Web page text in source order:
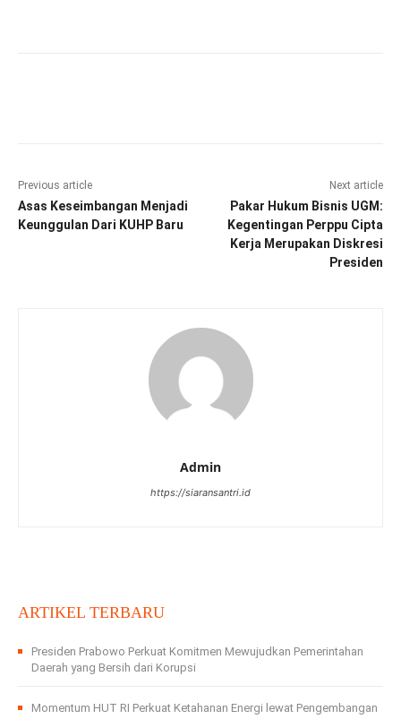
Previous article
Asas Keseimbangan Menjadi
Keunggulan Dari KUHP Baru
Next article
Pakar Hukum Bisnis UGM:
Kegentingan Perppu Cipta
Kerja Merupakan Diskresi
Presiden
Admin
https://siaransantri.id
ARTIKEL TERBARU
Presiden Prabowo Perkuat Komitmen Mewujudkan Pemerintahan
Daerah yang Bersih dari Korupsi
Momentum HUT RI Perkuat Ketahanan Energi lewat Pengembangan